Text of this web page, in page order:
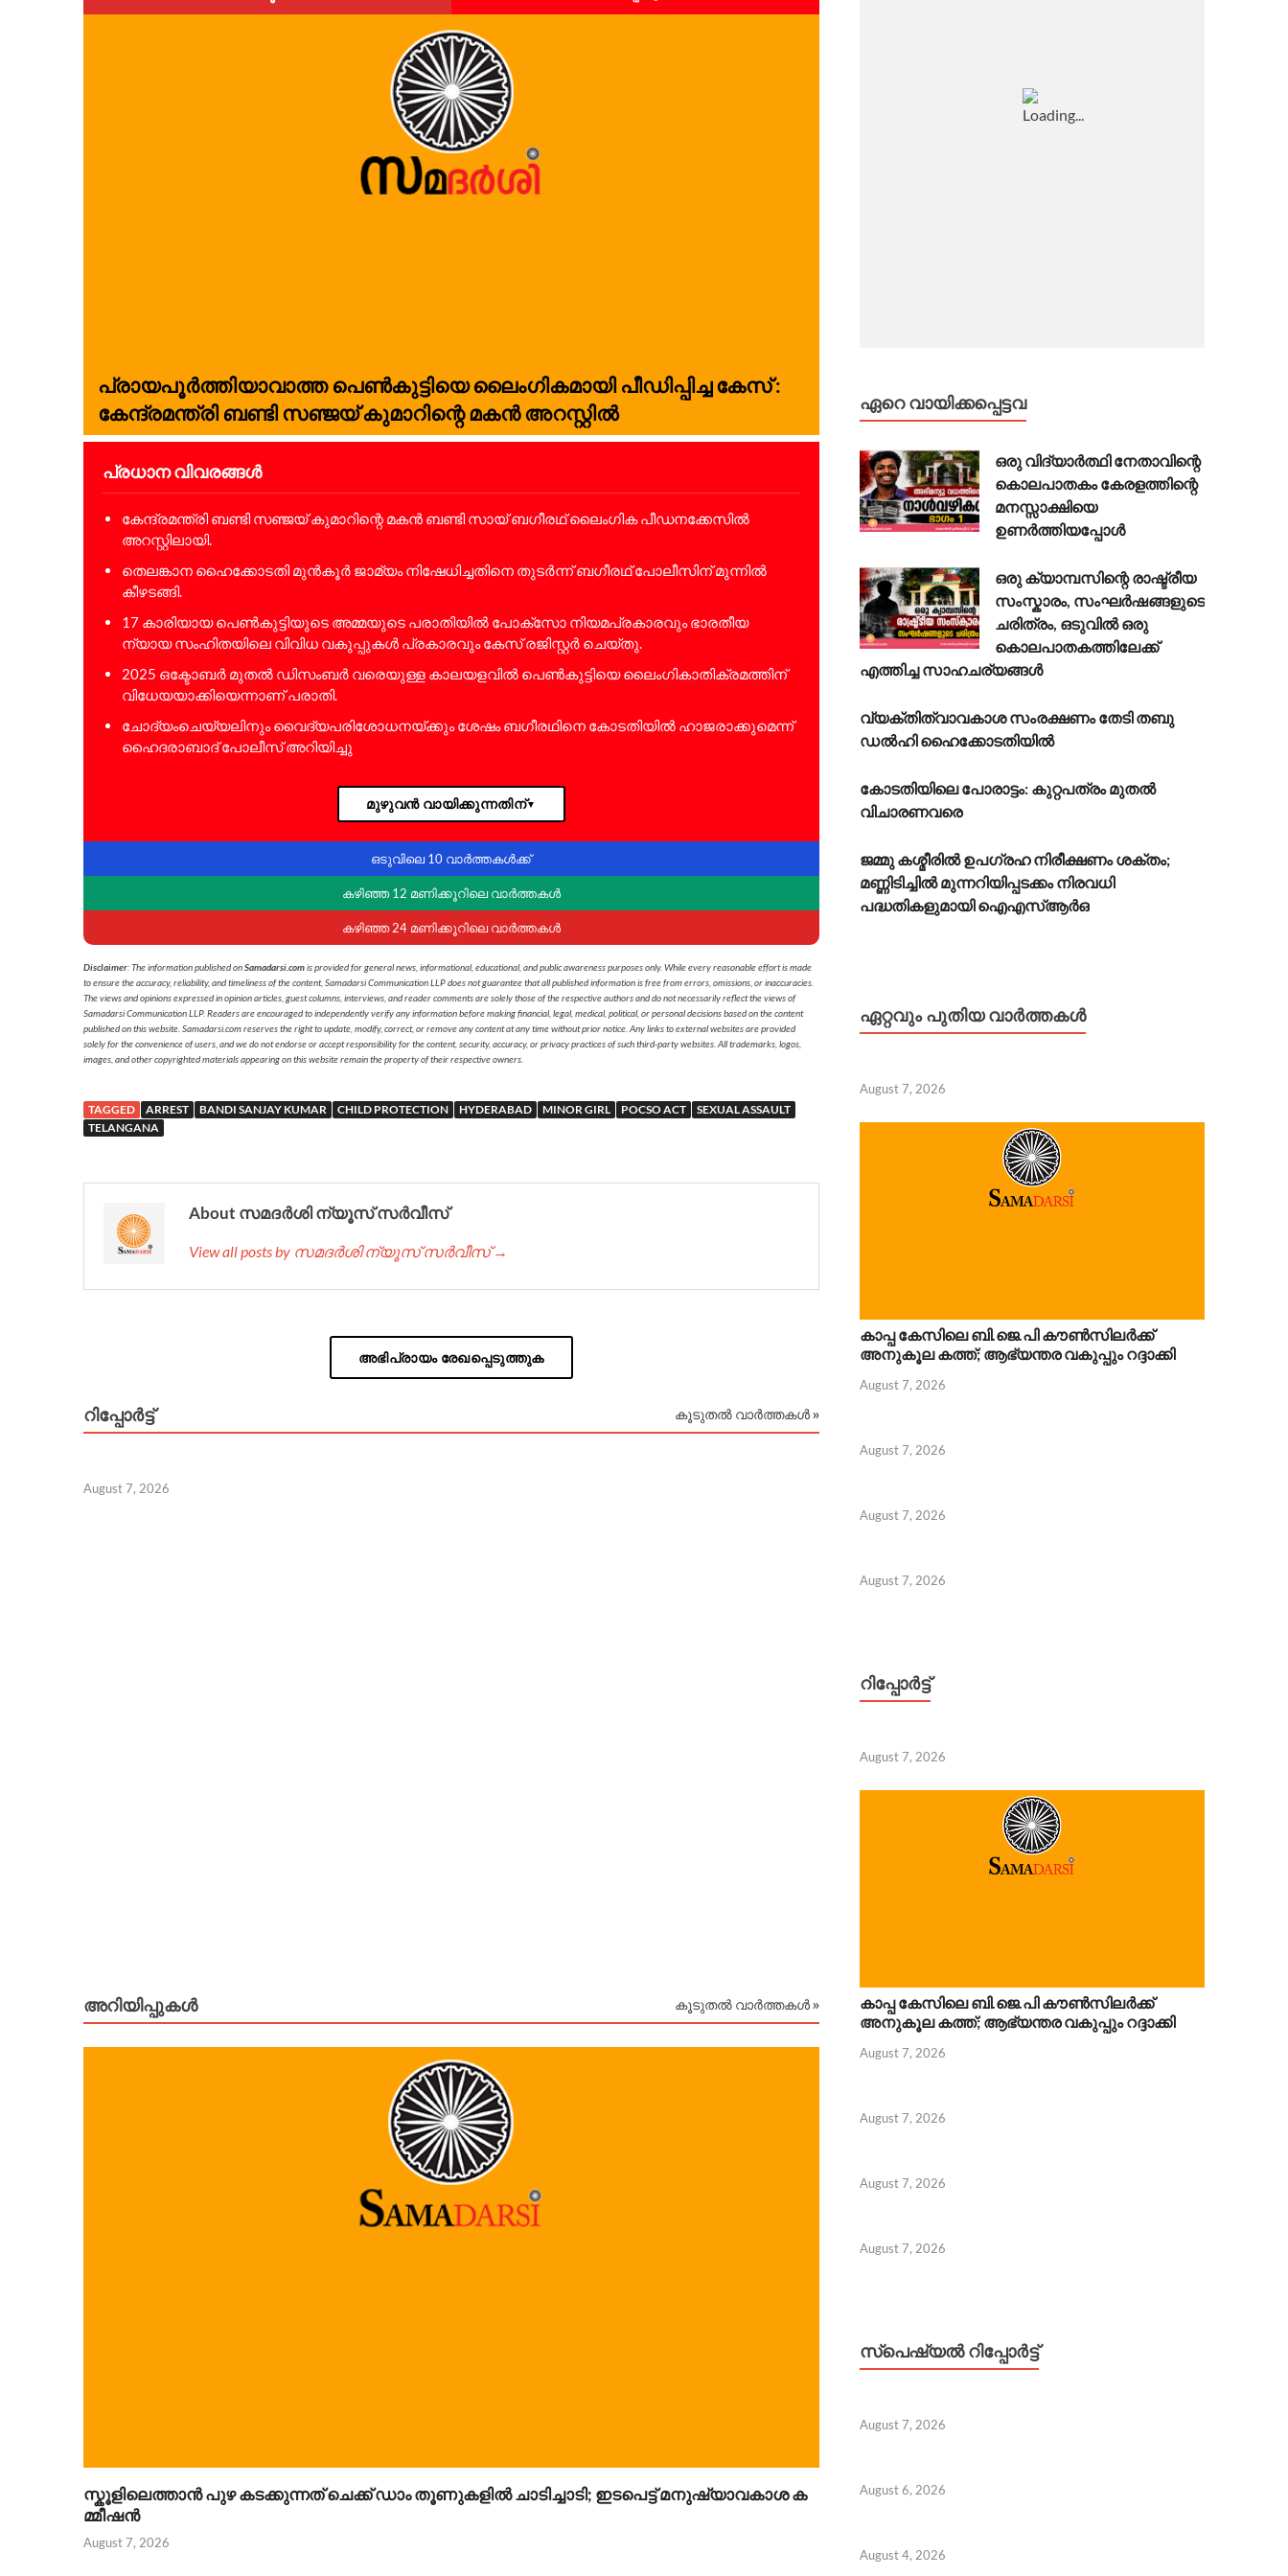
പ്രായപൂർത്തിയാവാത്ത പെണ്‍കുട്ടിയെ ലൈംഗികമായി പീഡിപ്പിച്ച കേസ് :
കേന്ദ്രമന്ത്രി ബണ്ടി സഞ്ജയ് കുമാറിന്റെ മകന്‍ അറസ്റ്റിൽ
പ്രധാന വിവരങ്ങൾ
കേന്ദ്രമന്ത്രി ബണ്ടി സഞ്ജയ് കുമാറിന്റെ മകന്‍ ബണ്ടി സായ് ബഗീരഥ് ലൈംഗിക പീഡനക്കേസില്‍
അറസ്റ്റിലായി.
തെലങ്കാന ഹൈക്കോടതി മുന്‍കൂര്‍ ജാമ്യം നിഷേധിച്ചതിനെ തുടര്‍ന്ന് ബഗീരഥ് പോലീസിന് മുന്നില്‍
കീഴടങ്ങി.
17 കാരിയായ പെണ്‍കുട്ടിയുടെ അമ്മയുടെ പരാതിയില്‍ പോക്സോ നിയമപ്രകാരവും ഭാരതീയ
ന്യായ സംഹിതയിലെ വിവിധ വകുപ്പുകള്‍ പ്രകാരവും കേസ് രജിസ്റ്റര്‍ ചെയ്തു.
2025 ഒക്ടോബര്‍ മുതല്‍ ഡിസംബര്‍ വരെയുള്ള കാലയളവില്‍ പെണ്‍കുട്ടിയെ ലൈംഗികാതിക്രമത്തിന്
വിധേയയാക്കിയെന്നാണ് പരാതി.
ചോദ്യംചെയ്യലിനും വൈദ്യപരിശോധനയ്ക്കും ശേഷം ബഗീരഥിനെ കോടതിയില്‍ ഹാജരാക്കുമെന്ന്
ഹൈദരാബാദ് പോലീസ് അറിയിച്ചു
മുഴുവൻ വായിക്കുന്നതിന്▼
ഒടുവിലെ 10 വാർത്തകൾക്ക്
കഴിഞ്ഞ 12 മണിക്കൂറിലെ വാർത്തകൾ
കഴിഞ്ഞ 24 മണിക്കൂറിലെ വാർത്തകൾ
Disclaimer: The information published onSamadarsi.comis provided for general news, informational, educational, and public awareness purposes only. While every reasonable effort is made
to ensure the accuracy, reliability, and timeliness of the content, Samadarsi Communication LLP does not guarantee that all published information is free from errors, omissions, or inaccuracies.
The views and opinions expressed in opinion articles, guest columns, interviews, and reader comments are solely those of the respective authors and do not necessarily reflect the views of
Samadarsi Communication LLP. Readers are encouraged to independently verify any information before making financial, legal, medical, political, or personal decisions based on the content
published on this website. Samadarsi.com reserves the right to update, modify, correct, or remove any content at any time without prior notice. Any links to external websites are provided
solely for the convenience of users, and we do not endorse or accept responsibility for the content, security, accuracy, or privacy practices of such third-party websites. All trademarks, logos,
images, and other copyrighted materials appearing on this website remain the property of their respective owners.
TAGGED ARREST BANDI SANJAY KUMAR CHILD PROTECTION HYDERABAD MINOR GIRL POCSO ACT
SEXUAL ASSAULT
TELANGANA
About സമദർശി ന്യൂസ് സർവീസ്
View all posts by സമദർശി ന്യൂസ് സർവീസ് →
അഭിപ്രായം രേഖപ്പെടുത്തുക
റിപ്പോര്‍ട്ട് കൂടുതൽ വാർത്തകൾ »
August 7, 2026
അറിയിപ്പുകള്‍ കൂടുതൽ വാർത്തകൾ »
സ്കൂളിലെത്താൻ പുഴ കടക്കുന്നത് ചെക്ക് ഡാം തൂണുകളിൽ ചാടിച്ചാടി; ഇടപെട്ട് മനുഷ്യാവകാശ ക
മ്മീഷൻ
August 7, 2026
ഐ.ഐ.ടി. ഡൽഹിയുടെ 57-ാം ബിരുദദാനച്ചടങ്ങിൽ
ഏറെ വായിക്കപ്പെട്ടവ
ഒരു വിദ്യാർത്ഥി നേതാവിന്റെ
കൊലപാതകം കേരളത്തിന്റെ
മനസ്സാക്ഷിയെ
ഉണർത്തിയപ്പോൾ
ഒരു ക്യാമ്പസിന്റെ രാഷ്ട്രീയ
സംസ്കാരം, സംഘർഷങ്ങളുടെ
ചരിത്രം, ഒടുവിൽ ഒരു
കൊലപാതകത്തിലേക്ക്
എത്തിച്ച സാഹചര്യങ്ങൾ
വ്യക്തിത്വാവകാശ സംരക്ഷണം തേടി തബു
ഡൽഹി ഹൈക്കോടതിയിൽ
കോടതിയിലെ പോരാട്ടം: കുറ്റപത്രം മുതൽ
വിചാരണവരെ
ജമ്മു കശ്മീരിൽ ഉപഗ്രഹ നിരീക്ഷണം ശക്തം;
മണ്ണിടിച്ചിൽ മുന്നറിയിപ്പടക്കം നിരവധി
പദ്ധതികളുമായി ഐഎസ്ആർഒ
ഏറ്റവും പുതിയ വാർത്തകൾ
August 7, 2026
കാപ്പ കേസിലെ ബി.ജെ.പി കൗൺസിലർക്ക്
അനുകൂല കത്ത്; ആഭ്യന്തര വകുപ്പും റദ്ദാക്കി
August 7, 2026
August 7, 2026
August 7, 2026
August 7, 2026
റിപ്പോര്‍ട്ട്
August 7, 2026
കാപ്പ കേസിലെ ബി.ജെ.പി കൗൺസിലർക്ക്
അനുകൂല കത്ത്; ആഭ്യന്തര വകുപ്പും റദ്ദാക്കി
August 7, 2026
August 7, 2026
August 7, 2026
August 7, 2026
സ്പെഷ്യൽ റിപ്പോര്‍ട്ട്
August 7, 2026
August 6, 2026
August 4, 2026